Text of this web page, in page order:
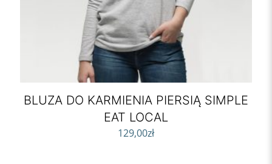
BLUZA DO KARMIENIA PIERSIĄ SIMPLE
EAT LOCAL
129,00zł